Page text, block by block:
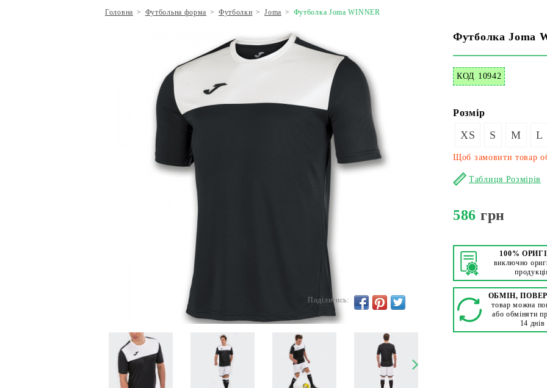
Головна > Футбольна форма > Футболки > Joma > Футболка Joma WINNER
Футболка Joma
КОД 10942
Поділитись:
Розмір
XS S M L
Щоб замовити товар
Таблиця Розмірів
586 грн
100%
виключно
ОБМІН,
товар можна
або обміняти
14 днів